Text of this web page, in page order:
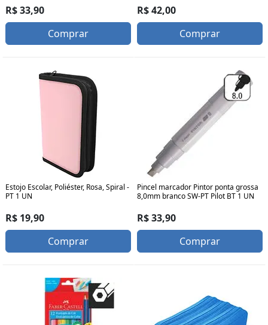
R$ 33,90
Comprar
R$ 42,00
Comprar
Estojo Escolar, Poliéster, Rosa, Spiral -
PT 1 UN
R$ 19,90
Comprar
Pincel marcador Pintor ponta grossa
8,0mm branco SW-PT Pilot BT 1 UN
R$ 33,90
Comprar